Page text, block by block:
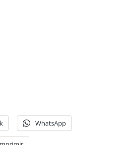
WhatsApp